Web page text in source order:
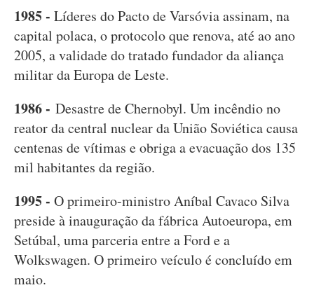
1985 - Líderes do Pacto de Varsóvia assinam, na
capital polaca, o protocolo que renova, até ao ano
2005, a validade do tratado fundador da aliança
militar da Europa de Leste.
1986 - Desastre de Chernobyl. Um incêndio no
reator da central nuclear da União Soviética causa
centenas de vítimas e obriga a evacuação dos 135
mil habitantes da região.
1995 - O primeiro-ministro Aníbal Cavaco Silva
preside à inauguração da fábrica Autoeuropa, em
Setúbal, uma parceria entre a Ford e a
Wolkswagen. O primeiro veículo é concluído em
maio.